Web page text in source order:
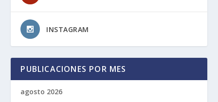
INSTAGRAM
PUBLICACIONES POR MES
agosto 2026